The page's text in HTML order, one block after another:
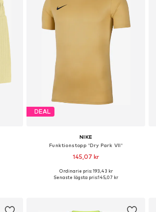
DEAL
NIKE
Funktionstopp 'Dry Park VII'
145,07 kr
+ 9
Ordinarie pris: 193,43 kr
Senaste lägsta pris:145,07 kr